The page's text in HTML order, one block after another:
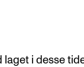
laget i desse